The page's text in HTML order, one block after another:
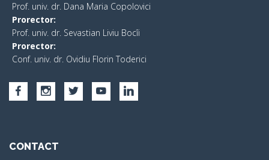
Prof. univ. dr. Dana Maria Copolovici
Prorector:
Prof. univ. dr. Sevastian Liviu Bocîi
Prorector:
Conf. univ. dr. Ovidiu Florin Toderici
CONTACT